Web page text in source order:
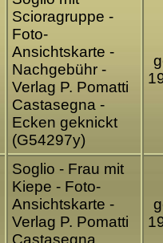
Scioragruppe -
Foto-
Ansichtskarte -
Nachgebühr -
Verlag P. Pomatti
Castasegna -
Ecken geknickt
(G54297y)
Soglio - Frau mit
Kiepe - Foto-
Ansichtskarte -
Verlag P. Pomatti
Castasegna